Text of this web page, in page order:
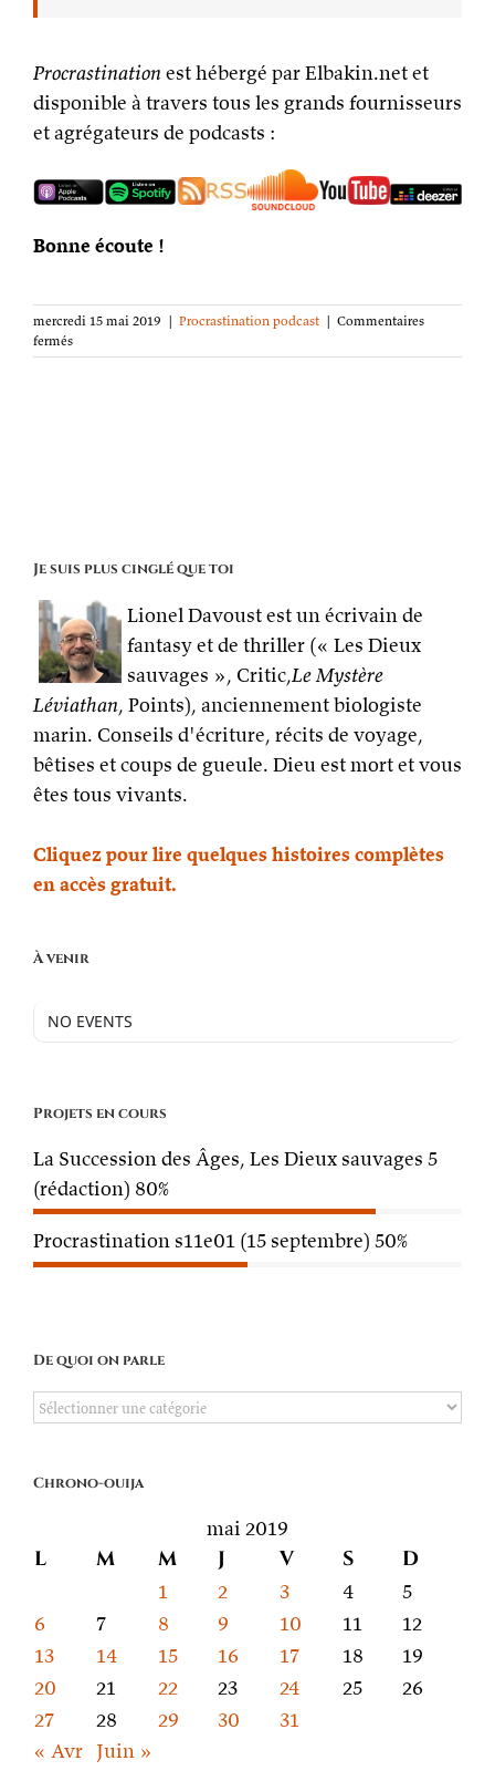
Procrastinationest hébergé par Elbakin.net et
disponible à travers tous les grands fournisseurs
et agrégateurs de podcasts :
Bonne écoute !
mercredi 15 mai 2019 | Procrastination podcast | Commentaires
ferméssur
Procrastination
Je suis plus cinglé que toi
Lionel Davoust est un écrivain de
fantasy et de thriller (« Les Dieux
sauvages », Critic,Le Mystère
Léviathan, Points), anciennement biologiste
marin. Conseils d'écriture, récits de voyage,
bêtises et coups de gueule. Dieu est mort et vous
êtes tous vivants.
Cliquez pour lire quelques histoires complètes
en accès gratuit.
À venir
NO EVENTS
Projets en cours
La Succession des Âges, Les Dieux sauvages 5
(rédaction) 80%
Procrastination s11e01 (15 septembre) 50%
De quoi on parle
De
parle
Chrono-ouija
mai 2019
L M M J V S D
1 2 3 4
5
6
7 8 9 10 11
12
13
14 15 16 17 18
19
20
21 22 23 24 25
26
27
28 29 30
31
« Avr Juin »